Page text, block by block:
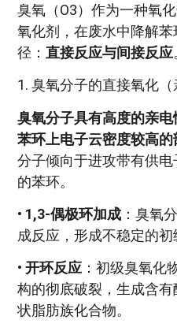
臭氧（O3）作为一种氧
氧化剂，在废水中降解
径： 直接反应与间接反应
1. 臭氧分子的直接氧化（
臭氧分子具有高度的亲
苯环上电子云密度较高的
分子倾向于进攻带有供电
的苯环。
• 1,3-偶极环加成 ：臭氧
成反应，形成不稳定的初
• 开环反应 ：初级臭氧化
构的彻底破裂，生成含
状脂肪族化合物。